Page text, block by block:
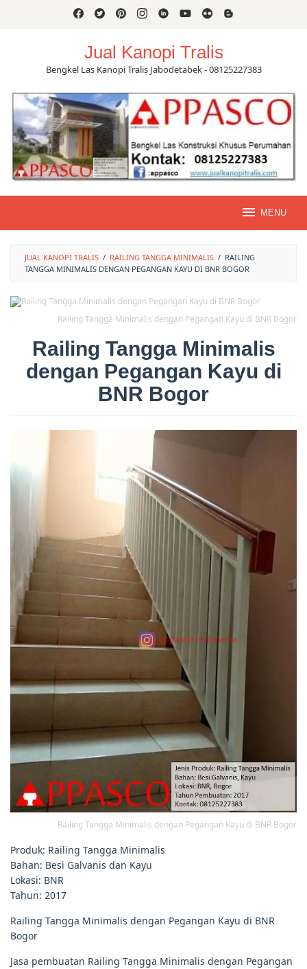
Jual Kanopi Tralis
Bengkel Las Kanopi Tralis Jabodetabek - 08125227383
MENU
JUAL KANOPI TRALIS / RAILING TANGGA MINIMALIS / RAILING
TANGGA MINIMALIS DENGAN PEGANGAN KAYU DI BNR BOGOR
Railing Tangga Minimalis dengan Pegangan Kayu di BNR Bogor
Railing Tangga Minimalis
dengan Pegangan Kayu di
BNR Bogor
Railing Tangga Minimalis dengan Pegangan Kayu di BNR Bogor
Produk: Railing Tangga Minimalis
Bahan: Besi Galvanis dan Kayu
Lokasi: BNR
Tahun: 2017
Railing Tangga Minimalis dengan Pegangan Kayu di BNR
Bogor
Jasa pembuatan Railing Tangga Minimalis dengan Pegangan